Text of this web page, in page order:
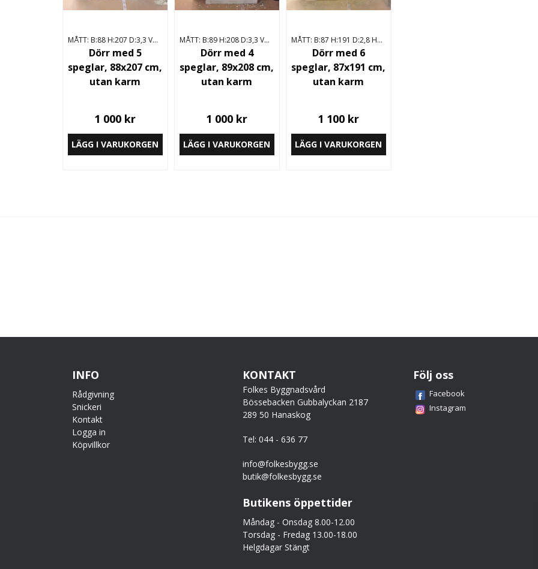
MÅTT: B:88 H:207 D:3,3 VÄNSTERHÄNGD
Dörr med 5
speglar, 88x207 cm,
utan karm
1 000 kr
LÄGG I VARUKORGEN
MÅTT: B:89 H:208 D:3,3 VÄNSTERHÄNGD
Dörr med 4
speglar, 89x208 cm,
utan karm
1 000 kr
LÄGG I VARUKORGEN
MÅTT: B:87 H:191 D:2,8 HÖGERHÄNGD
Dörr med 6
speglar, 87x191 cm,
utan karm
1 100 kr
LÄGG I VARUKORGEN
INFO
Rådgivning
Snickeri
Kontakt
Logga in
Köpvillkor
KONTAKT
Folkes Byggnadsvård
Bössebacken Gubbalyckan 2187
289 50 Hanaskog
Tel: 044 - 636 77
info@folkesbygg.se
butik@folkesbygg.se
Butikens öppettider
Måndag - Onsdag 8.00-12.00
Torsdag - Fredag 13.00-18.00
Helgdagar Stängt
Följ oss
Facebook
Instagram